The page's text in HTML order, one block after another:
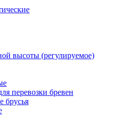
высоты (регулируемое)
перевозки бревен
брусья